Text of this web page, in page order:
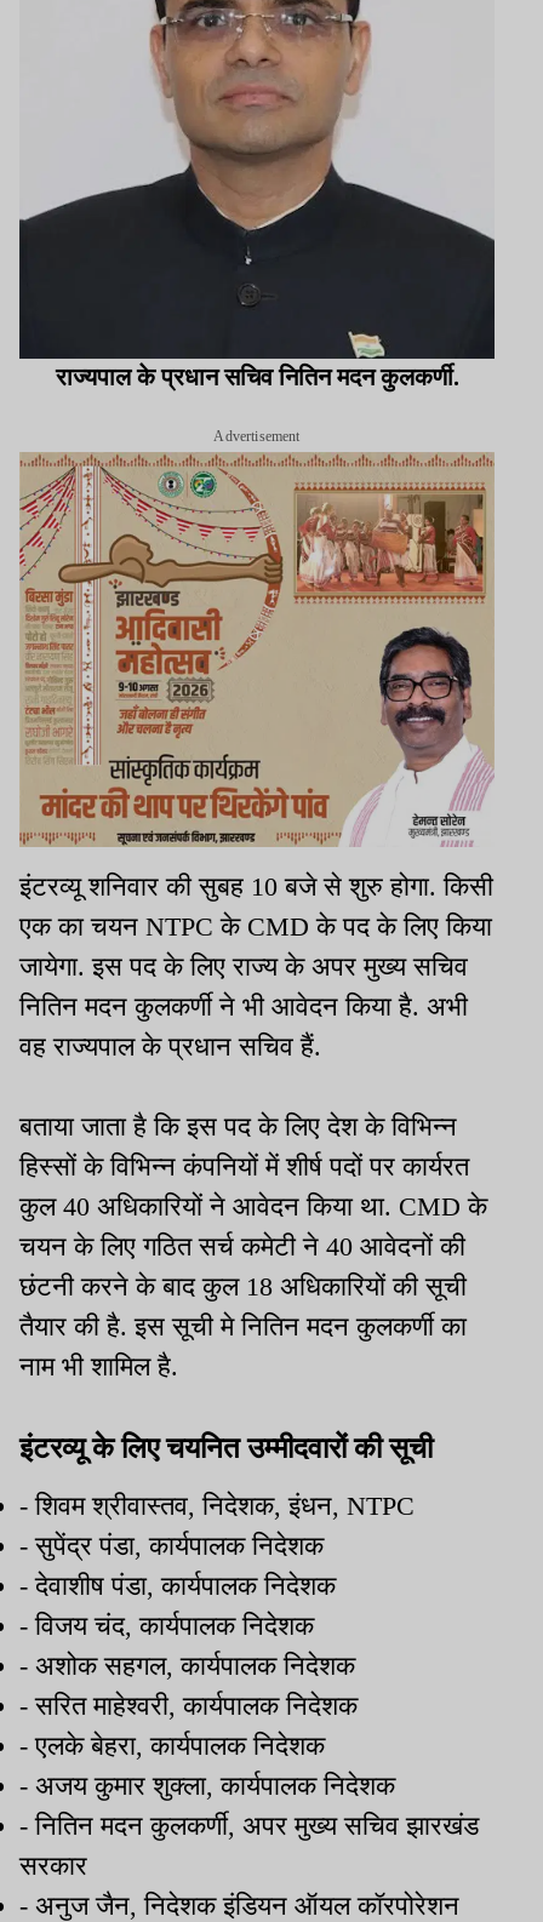
राज्यपाल के प्रधान सचिव नितिन मदन कुलकर्णी.
Advertisement
इंटरव्यू शनिवार की सुबह 10 बजे से शुरु होगा. किसी
एक का चयन NTPC के CMD के पद के लिए किया
जायेगा. इस पद के लिए राज्य के अपर मुख्य सचिव
नितिन मदन कुलकर्णी ने भी आवेदन किया है. अभी
वह राज्यपाल के प्रधान सचिव हैं.
बताया जाता है कि इस पद के लिए देश के विभिन्न
हिस्सों के विभिन्न कंपनियों में शीर्ष पदों पर कार्यरत
कुल 40 अधिकारियों ने आवेदन किया था. CMD के
चयन के लिए गठित सर्च कमेटी ने 40 आवेदनों की
छंटनी करने के बाद कुल 18 अधिकारियों की सूची
तैयार की है. इस सूची मे नितिन मदन कुलकर्णी का
नाम भी शामिल है.
इंटरव्यू के लिए चयनित उम्मीदवारों की सूची
- शिवम श्रीवास्तव, निदेशक, इंधन, NTPC
- सुपेंद्र पंडा, कार्यपालक निदेशक
- देवाशीष पंडा, कार्यपालक निदेशक
- विजय चंद, कार्यपालक निदेशक
- अशोक सहगल, कार्यपालक निदेशक
- सरित माहेश्वरी, कार्यपालक निदेशक
- एलके बेहरा, कार्यपालक निदेशक
- अजय कुमार शुक्ला, कार्यपालक निदेशक
- नितिन मदन कुलकर्णी, अपर मुख्य सचिव झारखंड
सरकार
- अनुज जैन, निदेशक इंडियन ऑयल कॉरपोरेशन